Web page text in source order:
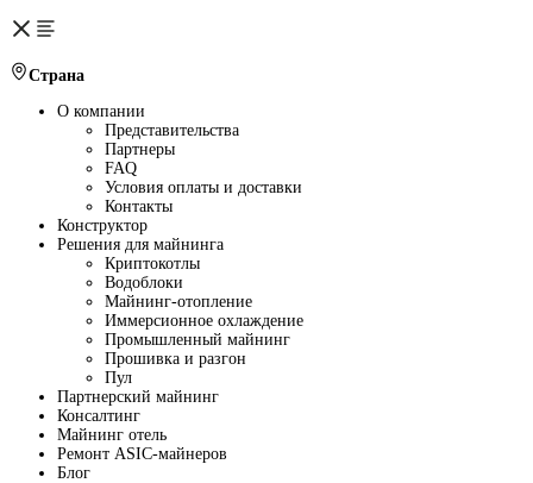
Страна
О компании
Представительства
Партнеры
FAQ
Условия оплаты и доставки
Контакты
Конструктор
Решения для майнинга
Криптокотлы
Водоблоки
Майнинг-отопление
Иммерсионное охлаждение
Промышленный майнинг
Прошивка и разгон
Пул
Партнерский майнинг
Консалтинг
Майнинг отель
Ремонт ASIC-майнеров
Блог